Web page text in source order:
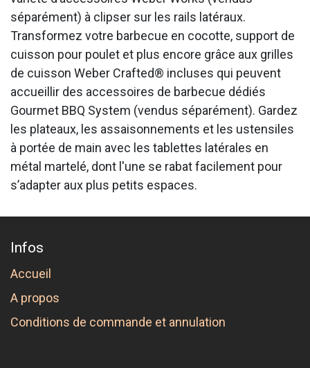
séparément) à clipser sur les rails latéraux.
Transformez votre barbecue en cocotte, support de
cuisson pour poulet et plus encore grâce aux grilles
de cuisson Weber Crafted® incluses qui peuvent
accueillir des accessoires de barbecue dédiés
Gourmet BBQ System (vendus séparément). Gardez
les plateaux, les assaisonnements et les ustensiles
à portée de main avec les tablettes latérales en
métal martelé, dont l'une se rabat facilement pour
s’adapter aux plus petits espaces.
Infos
Accueil
A propos
Conditions de commande et annulation